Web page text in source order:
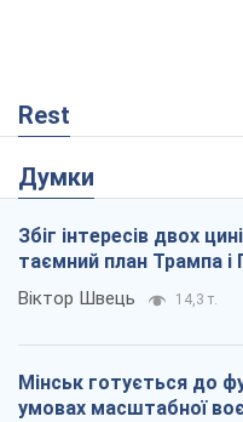
Rest
Думки
Збіг інтересів двох
таємний план Трампа і
Віктор Швець 14,3 т.
Мінськ готується до
умовах масштабної